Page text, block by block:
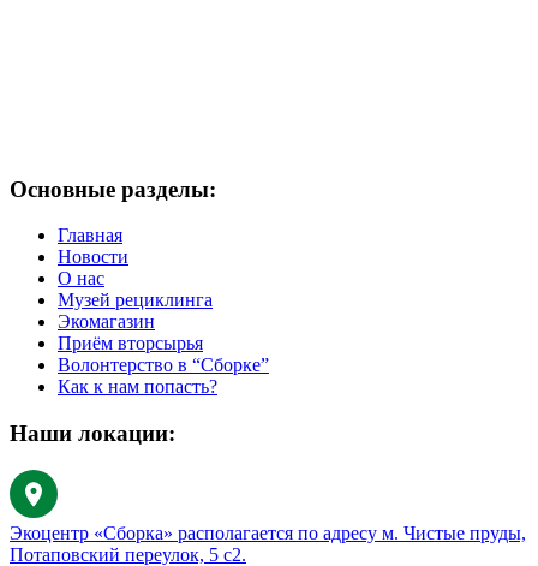
Основные разделы:
Главная
Новости
О нас
Музей рециклинга
Экомагазин
Приём вторсырья
Волонтерство в “Сборке”
Как к нам попасть?
Наши локации:
Экоцентр «Сборка» располагается по адресу м. Чистые пруды,
Потаповский переулок, 5 с2.